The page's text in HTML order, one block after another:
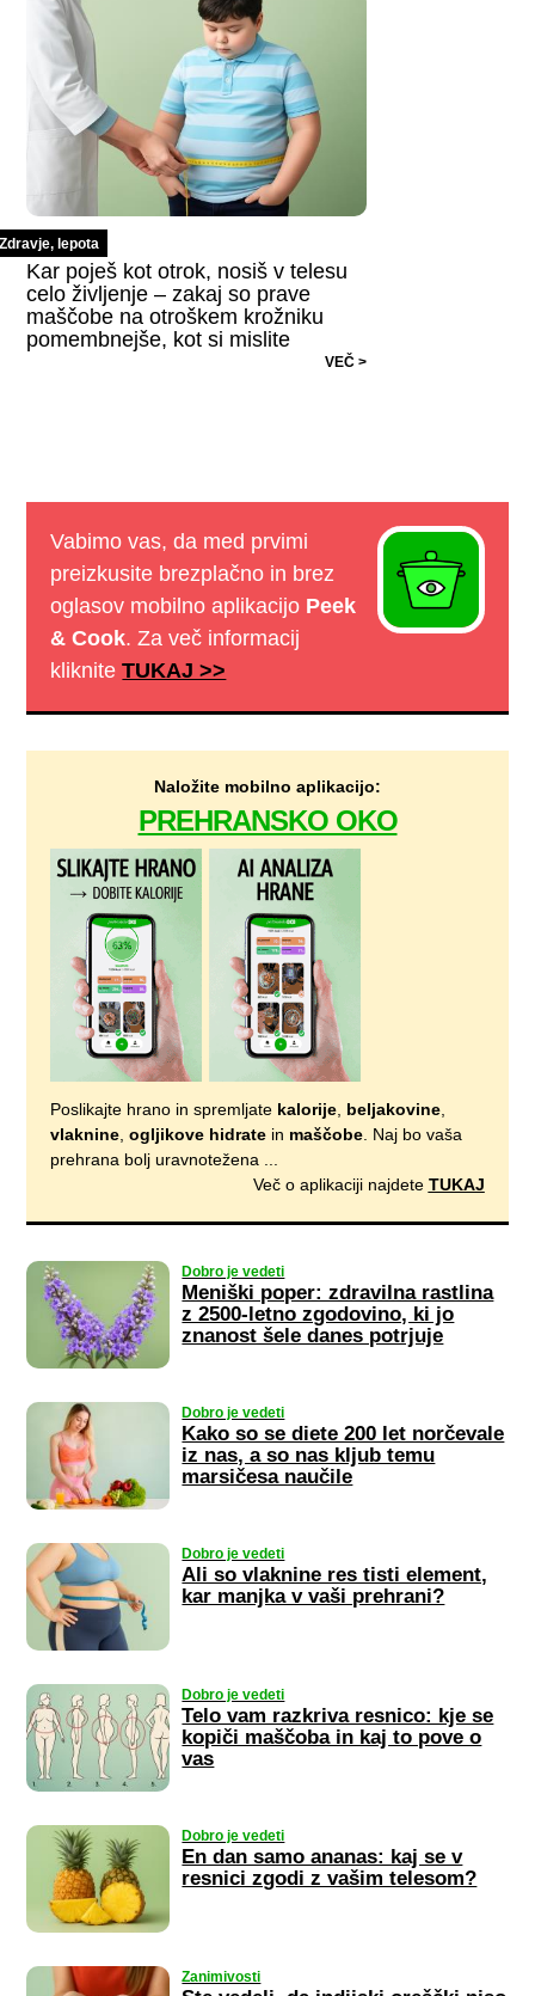
Zdravje, lepota
Kar poješ kot otrok, nosiš v telesu
celo življenje – zakaj so prave
maščobe na otroškem krožniku
pomembnejše, kot si mislite
VEČ >
Vabimo vas, da med prvimi
preizkusite brezplačno in brez
oglasov mobilno aplikacijo Peek
& Cook. Za več informacij
klikniteTUKAJ >>
Naložite mobilno aplikacijo:
PREHRANSKO OKO
Poslikajte hrano in spremljate kalorije, beljakovine,
vlaknine,ogljikove hidrate in maščobe. Naj bo vaša
prehrana bolj uravnotežena ...
Več o aplikaciji najdete TUKAJ
Dobro je vedeti
Meniški poper: zdravilna rastlina
z 2500-letno zgodovino, ki jo
znanost šele danes potrjuje
Dobro je vedeti
Kako so se diete 200 let norčevale
iz nas, a so nas kljub temu
marsičesa naučile
Dobro je vedeti
Ali so vlaknine res tisti element,
kar manjka v vaši prehrani?
Dobro je vedeti
Telo vam razkriva resnico: kje se
kopiči maščoba in kaj to pove o
vas
Dobro je vedeti
En dan samo ananas: kaj se v
resnici zgodi z vašim telesom?
Zanimivosti